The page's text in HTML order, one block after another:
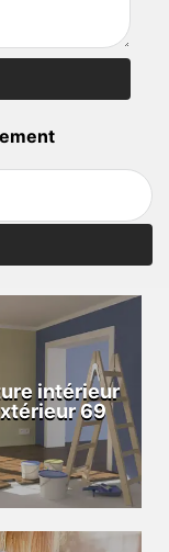
intérieur
69